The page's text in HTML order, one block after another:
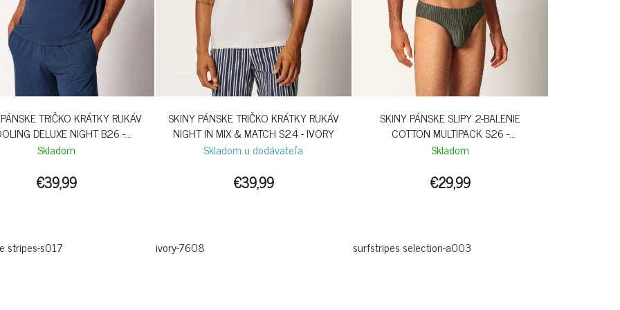
TRIČKO KRÁTKY RUKÁV
DELUXE NIGHT B26 -
CROWNBLUE STRIPES
Skladom
€39,99
stripes-s017
SKINY PÁNSKE TRIČKO KRÁTKY RUKÁV
NIGHT IN MIX & MATCH S24 - IVORY
Skladom u dodávateľa
€39,99
ivory-7608
SKINY PÁNSKE SLIPY 2-BALENIE
COTTON MULTIPACK S26 -
SURFSTRIPES
Skladom
€29,99
surfstripes selection-a003